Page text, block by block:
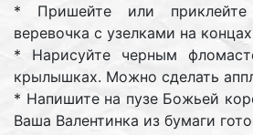
* Пришейте или
веревочка с узелками на
* Нарисуйте черным
крылышках. Можно сделать
* Напишите на пузе Божьей
Ваша Валентинка из бумаги